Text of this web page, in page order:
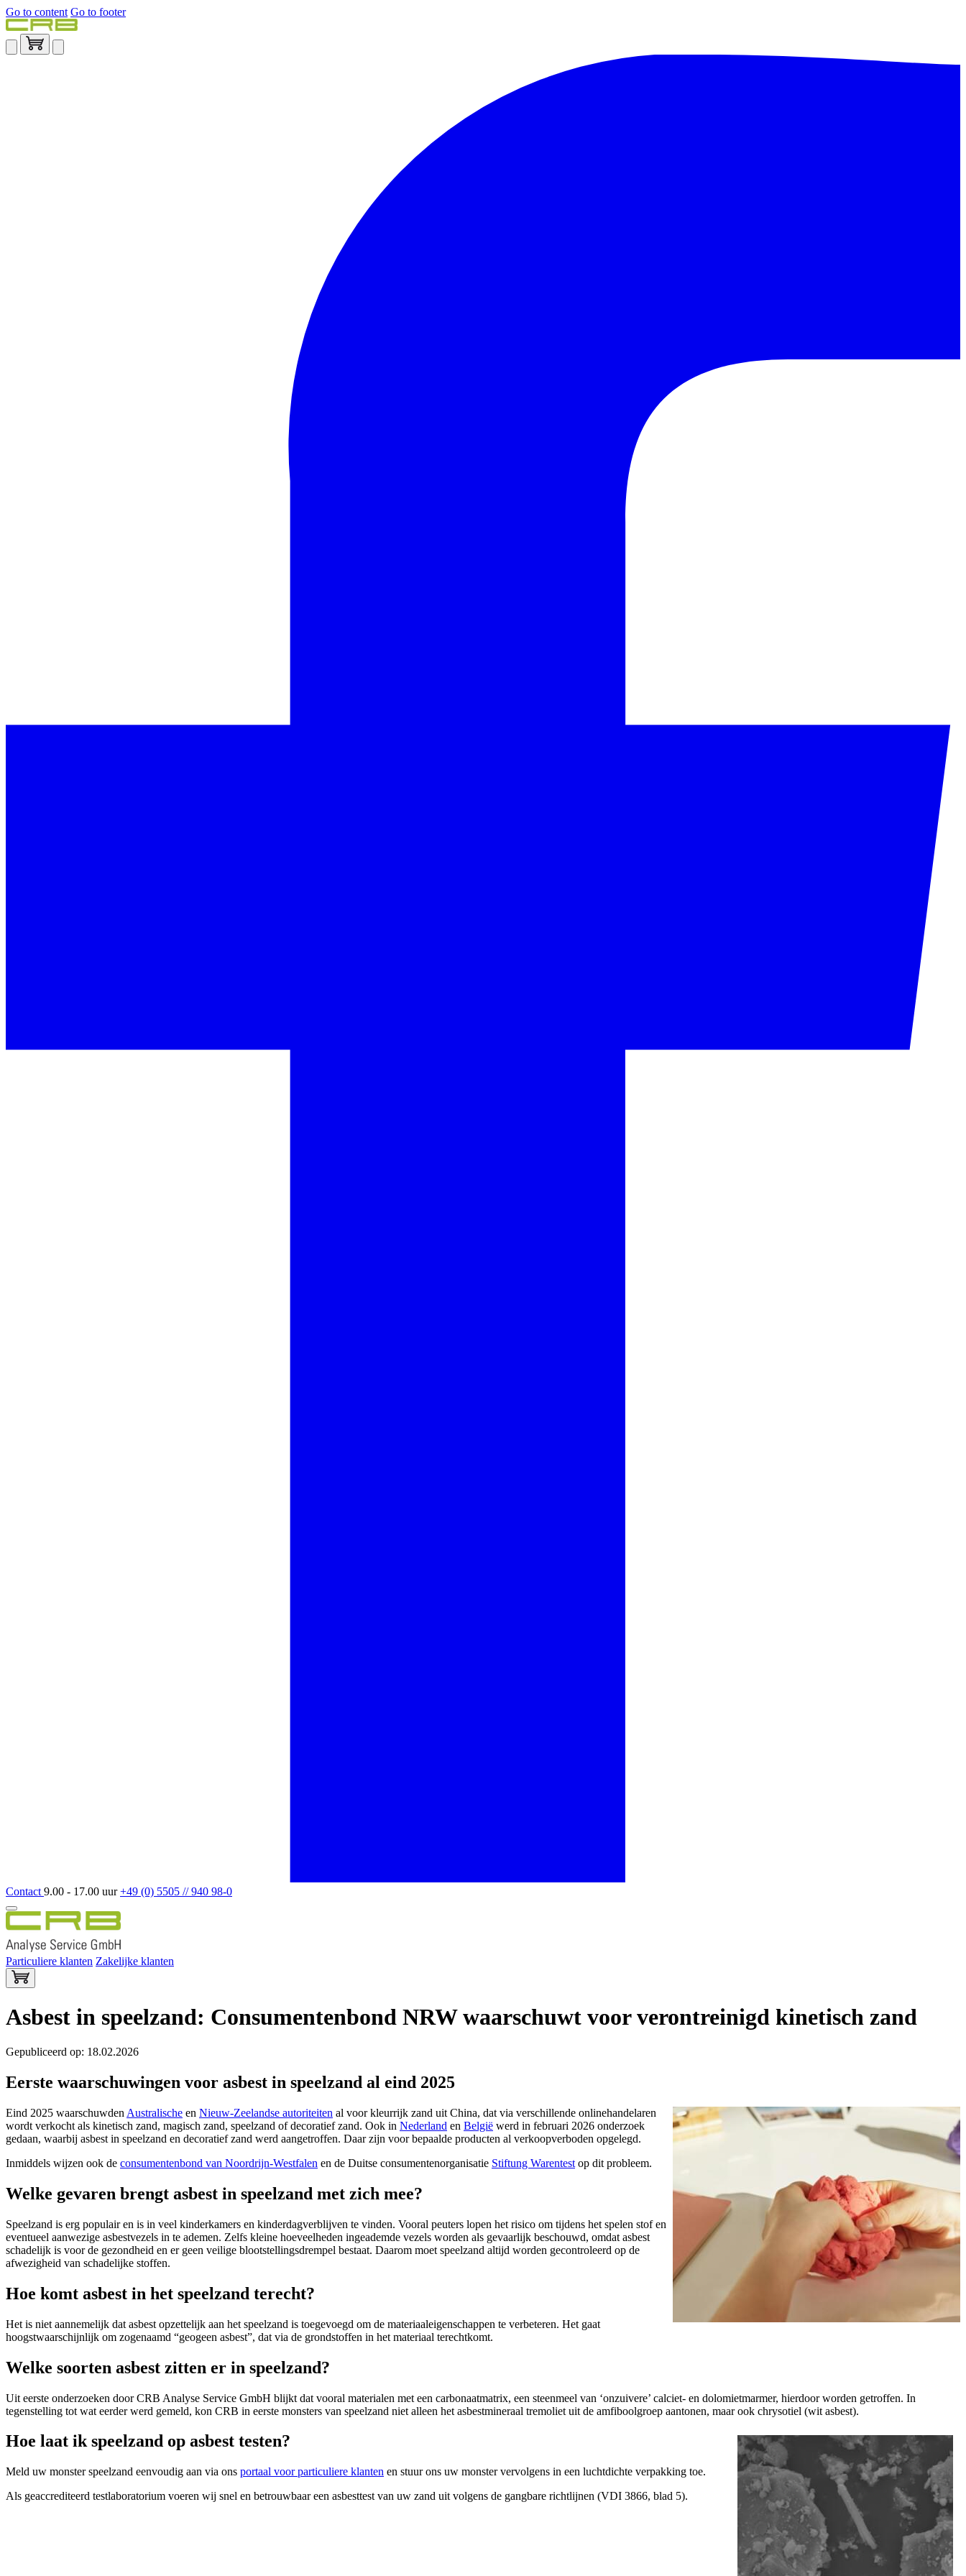
Go to content Go to footer
Contact 9.00 - 17.00 uur+49 (0) 5505 // 940 98-0
Particuliere klanten Zakelijke klanten
Asbest in speelzand: Consumentenbond NRW waarschuwt voor verontreinigd kinetisch zand
Gepubliceerd op: 18.02.2026
Eerste waarschuwingen voor asbest in speelzand al eind 2025
Eind 2025 waarschuwden Australische en Nieuw-Zeelandse autoriteiten al voor kleurrijk zand uit China, dat via verschillende onlinehandelaren
wordt verkocht als kinetisch zand, magisch zand, speelzand of decoratief zand. Ook in Nederland en België werd in februari 2026 onderzoek
gedaan, waarbij asbest in speelzand en decoratief zand werd aangetroffen. Daar zijn voor bepaalde producten al verkoopverboden opgelegd.
Inmiddels wijzen ook de consumentenbond van Noordrijn-Westfalen en de Duitse consumentenorganisatie Stiftung Warentest op dit probleem.
Welke gevaren brengt asbest in speelzand met zich mee?
Speelzand is erg populair en is in veel kinderkamers en kinderdagverblijven te vinden. Vooral peuters lopen het risico om tijdens het spelen stof en
eventueel aanwezige asbestvezels in te ademen. Zelfs kleine hoeveelheden ingeademde vezels worden als gevaarlijk beschouwd, omdat asbest
schadelijk is voor de gezondheid en er geen veilige blootstellingsdrempel bestaat. Daarom moet speelzand altijd worden gecontroleerd op de
afwezigheid van schadelijke stoffen.
Hoe komt asbest in het speelzand terecht?
Het is niet aannemelijk dat asbest opzettelijk aan het speelzand is toegevoegd om de materiaaleigenschappen te verbeteren. Het gaat
hoogstwaarschijnlijk om zogenaamd “geogeen asbest”, dat via de grondstoffen in het materiaal terechtkomt.
Welke soorten asbest zitten er in speelzand?
Uit eerste onderzoeken door CRB Analyse Service GmbH blijkt dat vooral materialen met een carbonaatmatrix, een steenmeel van ‘onzuivere’ calciet- en dolomietmarmer, hierdoor worden getroffen. In
tegenstelling tot wat eerder werd gemeld, kon CRB in eerste monsters van speelzand niet alleen het asbestmineraal tremoliet uit de amfiboolgroep aantonen, maar ook chrysotiel (wit asbest).
Hoe laat ik speelzand op asbest testen?
Meld uw monster speelzand eenvoudig aan via ons portaal voor particuliere klanten en stuur ons uw monster vervolgens in een luchtdichte verpakking toe.
Als geaccrediteerd testlaboratorium voeren wij snel en betrouwbaar een asbesttest van uw zand uit volgens de gangbare richtlijnen (VDI 3866, blad 5).